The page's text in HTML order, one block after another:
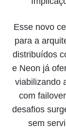
Esse novo
para a
distribuídos
e Neon já
viabilizando
com
desafios
sem